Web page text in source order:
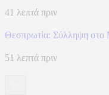
41 λεπτά πριν
Θεσπρωτία: Σύλληψη στο
51 λεπτά πριν